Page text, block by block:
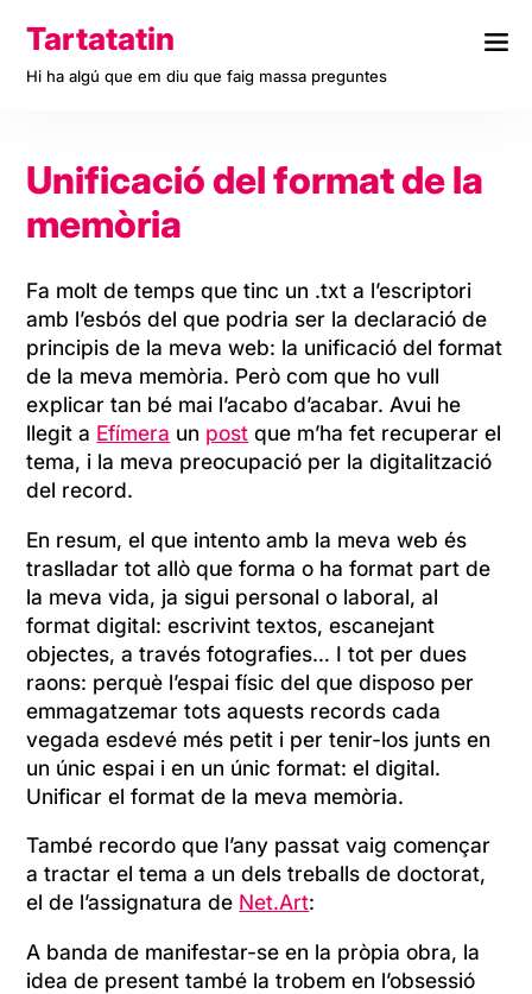
content
Tartatatin
Hi ha algú que em diu que faig massa preguntes
Unificació del format de la
memòria
Fa molt de temps que tinc un .txt a l’escriptori
amb l’esbós del que podria ser la declaració de
principis de la meva web: la unificació del format
de la meva memòria. Però com que ho vull
explicar tan bé mai l’acabo d’acabar. Avui he
llegit a Efímera un post que m’ha fet recuperar el
tema, i la meva preocupació per la digitalització
del record.
En resum, el que intento amb la meva web és
traslladar tot allò que forma o ha format part de
la meva vida, ja sigui personal o laboral, al
format digital: escrivint textos, escanejant
objectes, a través fotografies… I tot per dues
raons: perquè l’espai físic del que disposo per
emmagatzemar tots aquests records cada
vegada esdevé més petit i per tenir-los junts en
un únic espai i en un únic format: el digital.
Unificar el format de la meva memòria.
També recordo que l’any passat vaig començar
a tractar el tema a un dels treballs de doctorat,
el de l’assignatura de Net.Art:
A banda de manifestar-se en la pròpia obra, la
idea de present també la trobem en l’obsessió